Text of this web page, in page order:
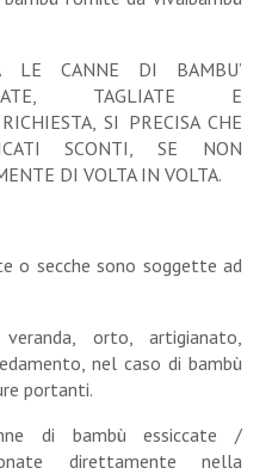
LE CANNE DI BAMBU’
TAGLIATE E
SI PRECISA CHE
SCONTI, SE NON
DI VOLTA IN VOLTA.
o secche sono soggette ad
orto, artigianato,
nel caso di bambù
portanti.
di bambù essiccate /
direttamente nella